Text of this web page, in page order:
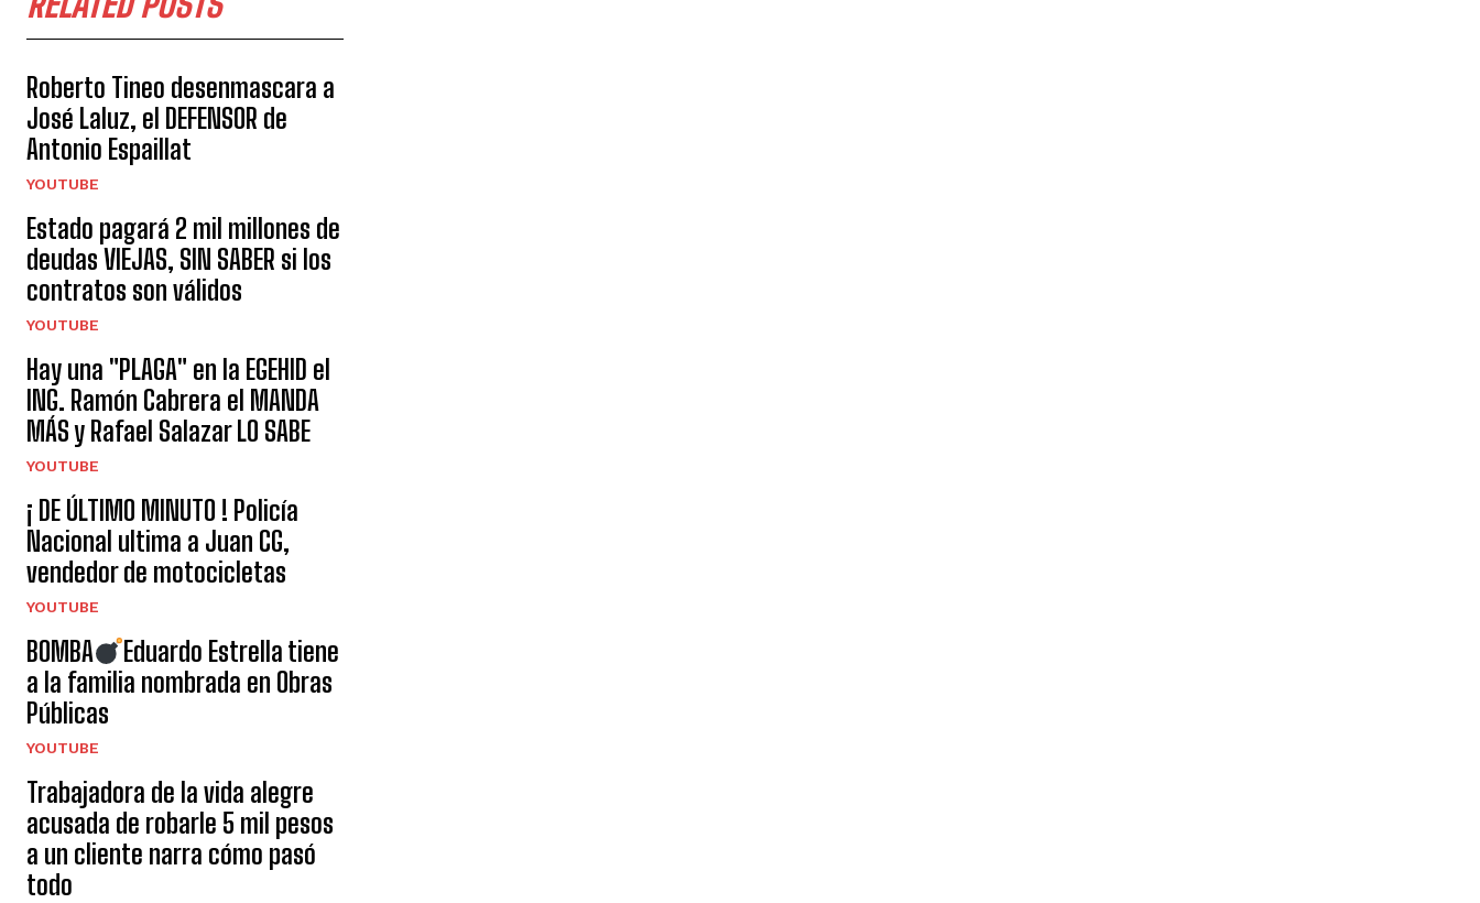
Roberto Tineo desenmascara a
José Laluz, el DEFENSOR de
Antonio Espaillat
YOUTUBE
Estado pagará 2 mil millones de
deudas VIEJAS, SIN SABER si los
contratos son válidos
YOUTUBE
Hay una "PLAGA" en la EGEHID el
ING. Ramón Cabrera el MANDA
MÁS y Rafael Salazar LO SABE
YOUTUBE
¡ DE ÚLTIMO MINUTO ! Policía
Nacional ultima a Juan CG,
vendedor de motocicletas
YOUTUBE
BOMBA
Eduardo Estrella tiene
a la familia nombrada en Obras
Públicas
YOUTUBE
Trabajadora de la vida alegre
acusada de robarle 5 mil pesos
a un cliente narra cómo pasó
todo